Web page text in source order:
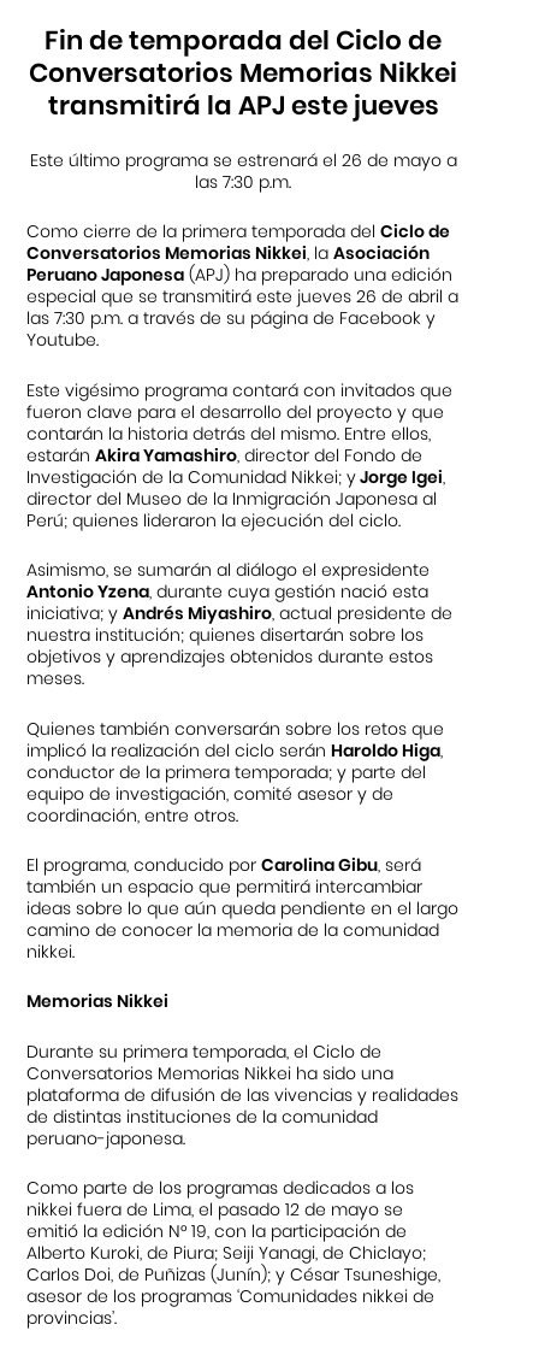
Fin de temporada del Ciclo de
Conversatorios Memorias Nikkei
transmitirá la APJ este jueves
Este último programa se estrenará el 26 de mayo a
las 7:30 p.m.
Como cierre de la primera temporada delCiclo de
Conversatorios Memorias Nikkei, laAsociación
Peruano Japonesa (APJ) ha preparado una edición
especial que se transmitirá este jueves 26 de abril a
las 7:30 p.m. a través de su página de Facebook y
Youtube.
Este vigésimo programa contará con invitados que
fueron clave para el desarrollo del proyecto y que
contarán la historia detrás del mismo. Entre ellos,
estaránAkira Yamashiro, director del Fondo de
Investigación de la Comunidad Nikkei; yJorge Igei,
director del Museo de la Inmigración Japonesa al
Perú; quienes lideraron la ejecución del ciclo.
Asimismo, se sumarán al diálogo el expresidente
Antonio Yzena, durante cuya gestión nació esta
iniciativa; yAndrés Miyashiro, actual presidente de
nuestra institución; quienes disertarán sobre los
objetivos y aprendizajes obtenidos durante estos
meses.
Quienes también conversarán sobre los retos que
implicó la realización del ciclo seránHaroldo Higa,
conductor de la primera temporada; y parte del
equipo de investigación, comité asesor y de
coordinación, entre otros.
El programa, conducido porCarolina Gibu, será
también un espacio que permitirá intercambiar
ideas sobre lo que aún queda pendiente en el largo
camino de conocer la memoria de la comunidad
nikkei.
Memorias Nikkei
Durante su primera temporada, el Ciclo de
Conversatorios Memorias Nikkei ha sido una
plataforma de difusión de las vivencias y realidades
de distintas instituciones de la comunidad
peruano-japonesa.
Como parte de los programas dedicados a los
nikkei fuera de Lima, el pasado 12 de mayo se
emitió la edición N° 19, con la participación de
Alberto Kuroki, de Piura; Seiji Yanagi, de Chiclayo;
Carlos Doi, de Puñizas (Junín); y César Tsuneshige,
asesor de los programas ‘Comunidades nikkei de
provincias’.